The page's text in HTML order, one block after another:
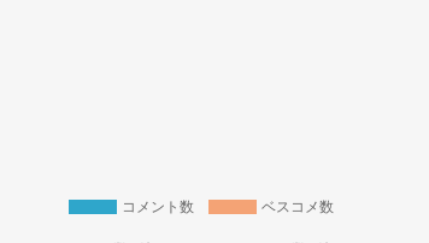
コメント数 ベスコメ数